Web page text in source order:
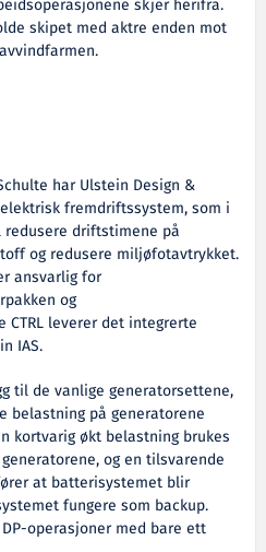
skjer herifra.
skipet med aktre enden mot
har Ulstein Design &
fremdriftssystem, som i
driftstimene på
og redusere miljøfotavtrykket.
ansvarlig for
og
leverer det integrerte
IAS.
til de vanlige generatorsettene,
belastning på generatorene
kortvarig økt belastning brukes
og en tilsvarende
at batterisystemet blir
fungere som backup.
operasjoner med bare ett